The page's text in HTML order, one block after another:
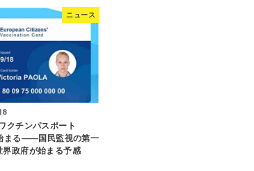
ニュース
クチンパスポート
まる――国民監視の第一
界政府が始まる予感